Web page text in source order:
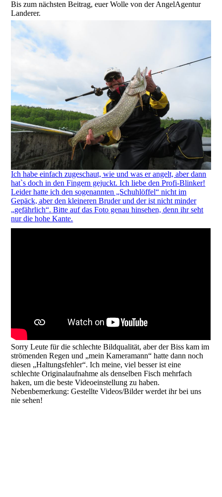
Bis zum nächsten Beitrag, euer Wolle von der AngelAgentur
Landerer.
Ich habe einfach zugeschaut, wie und was er angelt, aber dann
hat`s doch in den Fingern gejuckt. Ich liebe den Profi-Blinker!
Leider hatte ich den sogenannten „Schuhlöffel“ nicht im
Gepäck, aber den kleineren Bruder und der ist nicht minder
„gefährlich“. Bitte auf das Foto genau hinsehen, denn ihr seht
nur die hohe Kante.
Sorry Leute für die schlechte Bildqualität, aber der Biss kam im
strömenden Regen und „mein Kameramann“ hatte dann noch
diesen „Haltungsfehler“. Ich meine, viel besser ist eine
schlechte Originalaufnahme als denselben Fisch mehrfach
haken, um die beste Videoeinstellung zu haben.
Nebenbemerkung: Gestellte Videos/Bilder werdet ihr bei uns
nie sehen!